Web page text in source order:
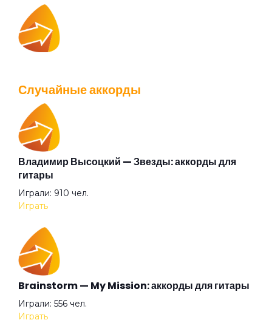
Белый друг
Белый танец
Библиотека
Бледные поэты
Будто я (англ.)
Будто я
Бумажный змей
Перейти
Валентин Стрыкало — Gay porn: аккорды для
гитары
Просмотров: 25697 чел.
Аккорды для начинающих играть на гитаре —
легкие и простые песни на гитаре
Просмотров: 23269 чел.
Случайные аккорды
Владимир Высоцкий — Звезды: аккорды для
гитары
Играли: 910 чел.
Играть
Brainstorm — My Mission: аккорды для гитары
Играли: 556 чел.
Играть